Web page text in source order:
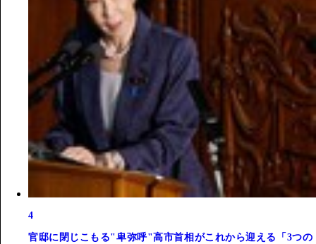
4
官邸に閉じこもる"卑弥呼"高市首相がこれから迎える「3つの